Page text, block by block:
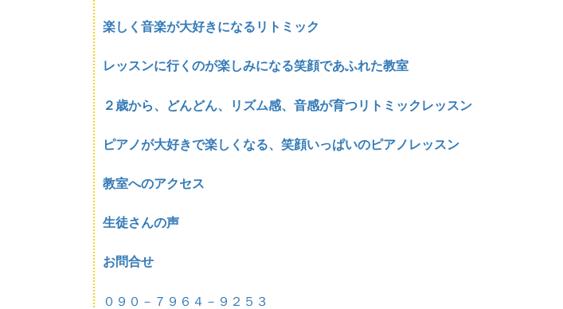
楽しく音楽が大好きになるリトミック
レッスンに行くのが楽しみになる笑顔であふれた教室
２歳から、どんどん、リズム感、音感が育つリトミックレッスン
ピアノが大好きで楽しくなる、笑顔いっぱいのピアノレッスン
教室へのアクセス
生徒さんの声
お問合せ
０９０－７９６４－９２５３